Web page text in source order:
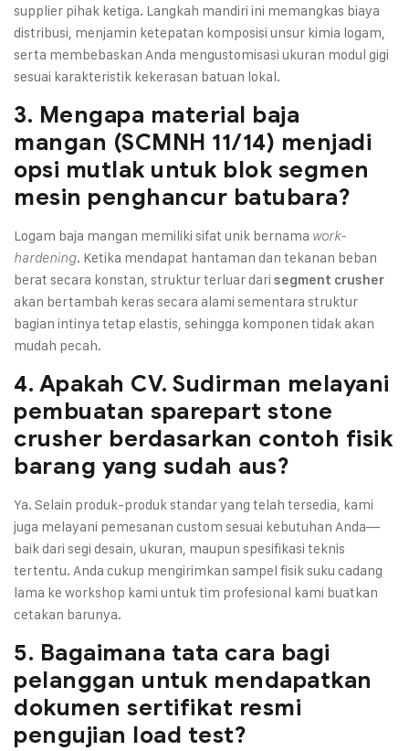
supplier pihak ketiga. Langkah mandiri ini memangkas biaya
distribusi, menjamin ketepatan komposisi unsur kimia logam,
serta membebaskan Anda mengustomisasi ukuran modul gigi
sesuai karakteristik kekerasan batuan lokal.
3. Mengapa material baja
mangan (SCMNH 11/14) menjadi
opsi mutlak untuk blok segmen
mesin penghancur batubara?
Logam baja mangan memiliki sifat unik bernama work-
hardening. Ketika mendapat hantaman dan tekanan beban
berat secara konstan, struktur terluar dari segment crusher
akan bertambah keras secara alami sementara struktur
bagian intinya tetap elastis, sehingga komponen tidak akan
mudah pecah.
4. Apakah CV. Sudirman melayani
pembuatan sparepart stone
crusher berdasarkan contoh fisik
barang yang sudah aus?
Ya. Selain produk-produk standar yang telah tersedia, kami
juga melayani pemesanan custom sesuai kebutuhan Anda—
baik dari segi desain, ukuran, maupun spesifikasi teknis
tertentu. Anda cukup mengirimkan sampel fisik suku cadang
lama ke workshop kami untuk tim profesional kami buatkan
cetakan barunya.
5. Bagaimana tata cara bagi
pelanggan untuk mendapatkan
dokumen sertifikat resmi
pengujian load test?